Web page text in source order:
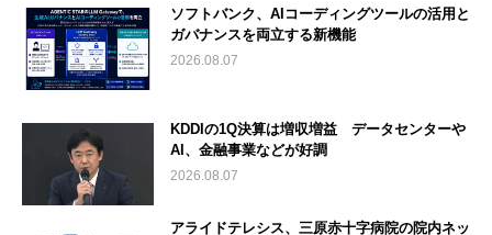
ソフトバンク、AIコーディングツールの活用と
ガバナンスを両立する新機能
2026.08.07
KDDIの1Q決算は増収増益 データセンターや
AI、金融事業などが好調
2026.08.07
アライドテレシス、三原赤十字病院の院内ネッ